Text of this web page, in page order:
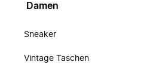
Damen
Sneaker
Vintage Taschen